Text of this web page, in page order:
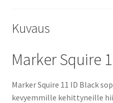
Kuvaus
Marker Squire
Marker Squire 11 ID Black
kevyemmille kehittyneille